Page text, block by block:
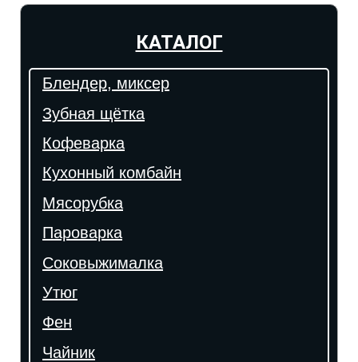
КАТАЛОГ
Блендер, миксер
Зубная щётка
Кофеварка
Кухонный комбайн
Мясорубка
Пароварка
Соковыжималка
Утюг
Фен
Чайник